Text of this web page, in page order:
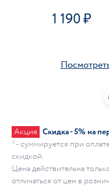
1 190
Акция Скидка - 5% на
* - суммируется при
скидкой.
Цена действительна
отличаться от цен в